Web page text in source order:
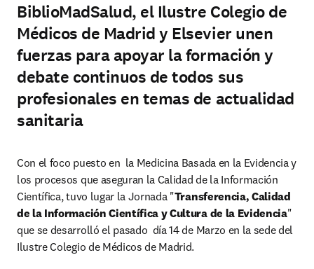
BiblioMadSalud, el Ilustre Colegio de
Médicos de Madrid y Elsevier unen
fuerzas para apoyar la formación y
debate continuos de todos sus
profesionales en temas de actualidad
sanitaria
Con el foco puesto en  la Medicina Basada en la Evidencia y
los procesos que aseguran la Calidad de la Información
Científica, tuvo lugar la Jornada "Transferencia, Calidad
de la Información Científica y Cultura de la Evidencia"
que se desarrolló el pasado  día 14 de Marzo en la sede del
Ilustre Colegio de Médicos de Madrid.